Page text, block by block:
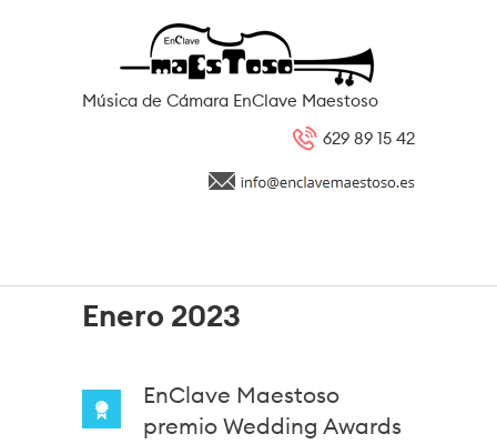
Música de Cámara EnClave Maestoso
629 89 15 42
Enero 2023
EnClave Maestoso
premio Wedding Awards